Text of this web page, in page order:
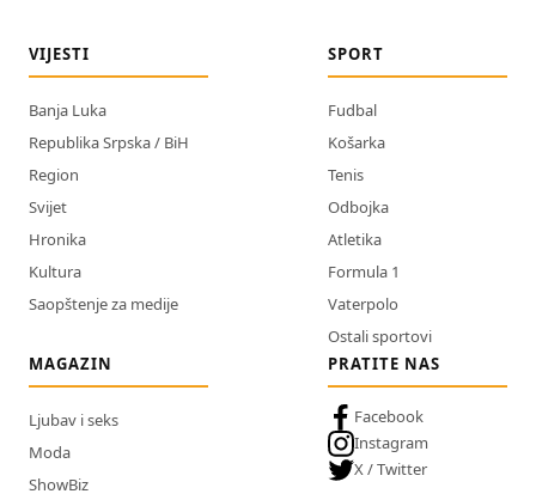
VIJESTI
Banja Luka
Republika Srpska / BiH
Region
Svijet
Hronika
Kultura
Saopštenje za medije
SPORT
Fudbal
Košarka
Tenis
Odbojka
Atletika
Formula 1
Vaterpolo
Ostali sportovi
MAGAZIN
Ljubav i seks
Moda
ShowBiz
PRATITE NAS
Facebook
Instagram
X / Twitter